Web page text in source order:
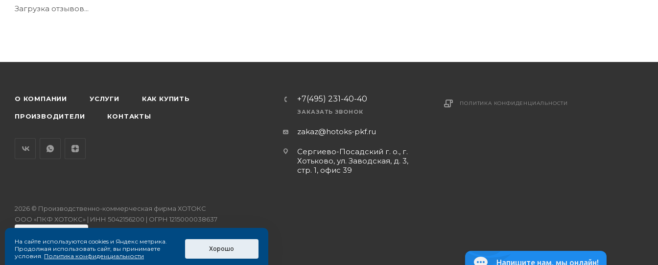
Загрузка отзывов...
О КОМПАНИИ УСЛУГИ КАК КУПИТЬ
ПРОИЗВОДИТЕЛИ КОНТАКТЫ
+7(495) 231-40-40
ЗАКАЗАТЬ ЗВОНОК
zakaz@hotoks-pkf.ru
Сергиево-Посадский г. о., г.
Хотьково, ул. Заводская, д. 3,
стр. 1, офис 39
ПОЛИТИКА КОНФИДЕНЦИАЛЬНОСТИ
2026 © Производственно-коммерческая фирма ХОТОКС
ООО «ПКФ ХОТОКС» | ИНН 5042156200 | ОГРН 1215000038637
На сайте используются cookies и Яндекс метрика.
Продолжая использовать сайт, вы принимаете
условия. Политика конфиденциальности
Хорошо
Напишите нам, мы онлайн!